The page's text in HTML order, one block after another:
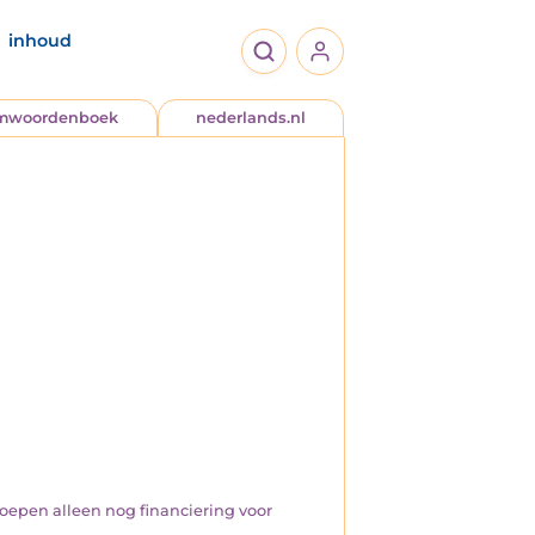
inhoud
nederlands.nl
alleen nog financiering voor